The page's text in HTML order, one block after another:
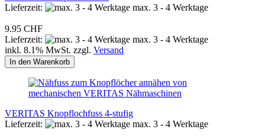
Lieferzeit:
max. 3 - 4 Werktage
9.95 CHF
Lieferzeit:
max. 3 - 4 Werktage
inkl. 8.1% MwSt. zzgl. Versand
In den Warenkorb
VERITAS Knopflochfuss 4-stufig
Lieferzeit:
max. 3 - 4 Werktage